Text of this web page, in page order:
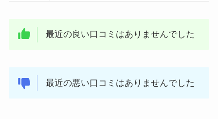
最近の良い口コミはありませんでした
最近の悪い口コミはありませんでした